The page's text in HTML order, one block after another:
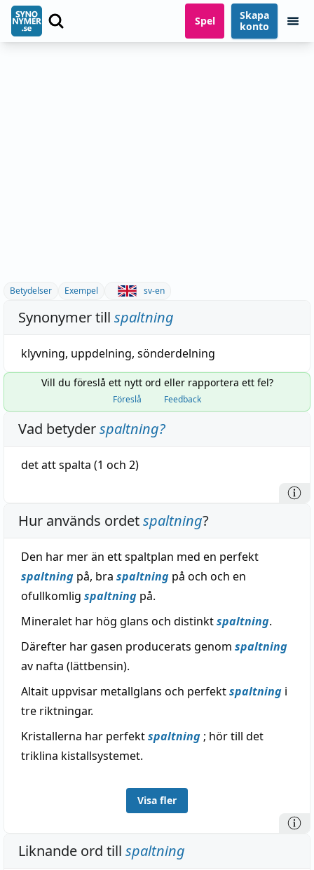
Spel
Skapa
konto
Betydelser Exempel sv-en
Synonymer till spaltning
klyvning, uppdelning, sönderdelning
Vill du föreslå ett nytt ord eller rapportera ett fel?
Föreslå Feedback
Vad betyderspaltning?
det attspalta (1 och 2)
Hur används ordetspaltning?
Den har mer än ett spaltplan med en perfekt
spaltning på, bra spaltning på och och en
ofullkomlig spaltning på.
Mineralet har hög glans och distinktspaltning.
Därefter har gasen producerats genom spaltning
av nafta (lättbensin).
Altait uppvisar metallglans och perfektspaltning i
tre riktningar.
Kristallerna har perfektspaltning ; hör till det
triklina kistallsystemet.
Visa fler
Liknande ord till spaltning